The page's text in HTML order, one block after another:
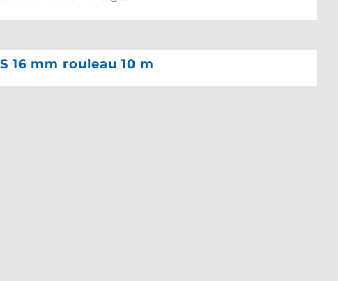
16 mm rouleau 10 m